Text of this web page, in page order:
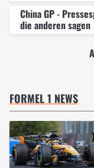
China GP -
die anderen sagen
FORMEL 1 NEWS